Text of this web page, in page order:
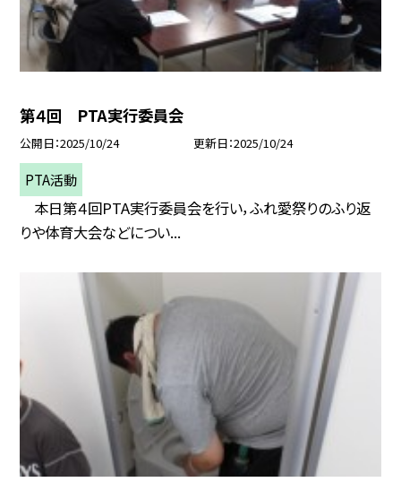
第４回 PTA実行委員会
公開日 2025/10/24 更新日 2025/10/24
PTA活動
本日第４回PTA実行委員会を行い，ふれ愛祭りのふり返
りや体育大会などについ...